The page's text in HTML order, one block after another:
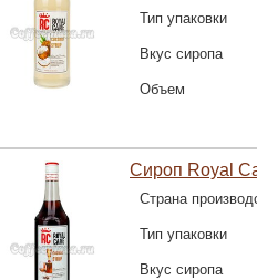
Тип упаковки
Вкус сиропа
Объем
Сироп Royal
Страна
Тип упаковки
Вкус сиропа